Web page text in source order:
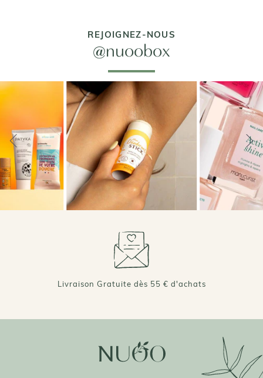
+ DE 70 000 AVIS VÉRIFIÉS 4,7/5 ⭐️
REJOIGNEZ-NOUS
@nuoobox
Livraison Gratuite dès 55 € d'achats